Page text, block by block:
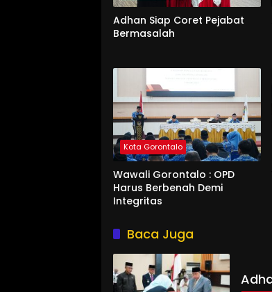
Adhan Siap Coret Pejabat
Bermasalah
Kota Gorontalo
Wawali Gorontalo : OPD
Harus Berbenah Demi
Integritas
Baca Juga